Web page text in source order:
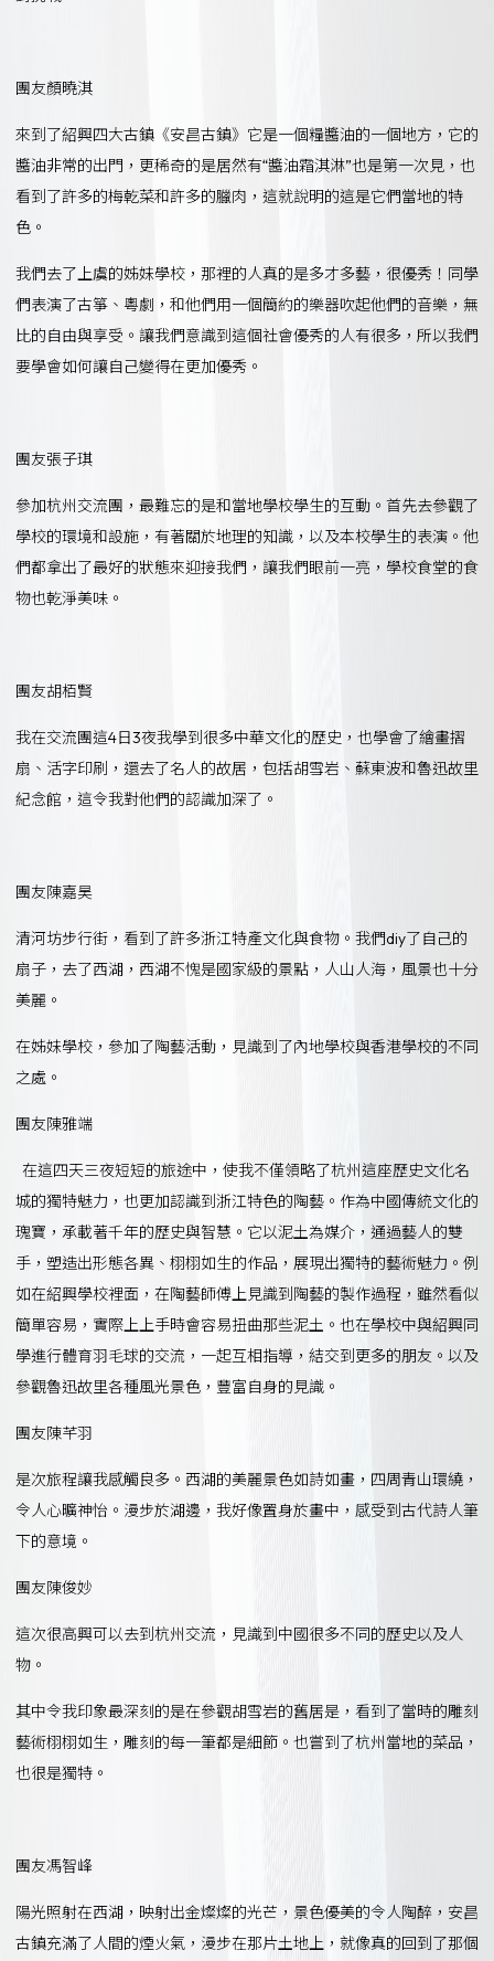
團友顏曉淇
來到了紹興四大古鎮《安昌古鎮》它是一個糧醬油的一個地方，它的
醬油非常的出門，更稀奇的是居然有“醬油霜淇淋”也是第一次見，也
看到了許多的梅乾菜和許多的臘肉，這就說明的這是它們當地的特
色。
我們去了上虞的姊妹學校，那裡的人真的是多才多藝，很優秀！同學
們表演了古箏、粵劇，和他們用一個簡約的樂器吹起他們的音樂，無
比的自由與享受。讓我們意識到這個社會優秀的人有很多，所以我們
要學會如何讓自己變得在更加優秀。
團友張子琪
參加杭州交流團，最難忘的是和當地學校學生的互動。首先去參觀了
學校的環境和設施，有著關於地理的知識，以及本校學生的表演。他
們都拿出了最好的狀態來迎接我們，讓我們眼前一亮，學校食堂的食
物也乾淨美味。
團友胡栢賢
我在交流團這4日3夜我學到很多中華文化的歷史，也學會了繪畫摺
扇、活字印刷，還去了名人的故居，包括胡雪岩、蘇東波和魯迅故里
紀念館，這令我對他們的認識加深了。
團友陳嘉昊
清河坊步行街，看到了許多浙江特產文化與食物。我們diy了自己的
扇子，去了西湖，西湖不愧是國家級的景點，人山人海，風景也十分
美麗。
在姊妹學校，參加了陶藝活動，見識到了內地學校與香港學校的不同
之處。
團友陳雅端
在這四天三夜短短的旅途中，使我不僅領略了杭州這座歷史文化名
城的獨特魅力，也更加認識到浙江特色的陶藝。作為中國傳統文化的
瑰寶，承載著千年的歷史與智慧。它以泥土為媒介，通過藝人的雙
手，塑造出形態各異、栩栩如生的作品，展現出獨特的藝術魅力。例
如在紹興學校裡面，在陶藝師傅上見識到陶藝的製作過程，雖然看似
簡單容易，實際上上手時會容易扭曲那些泥土。也在學校中與紹興同
學進行體育羽毛球的交流，一起互相指導，結交到更多的朋友。以及
參觀魯迅故里各種風光景色，豐富自身的見識。
團友陳芊羽
是次旅程讓我感觸良多。西湖的美麗景色如詩如畫，四周青山環繞，
令人心曠神怡。漫步於湖邊，我好像置身於畫中，感受到古代詩人筆
下的意境。
團友陳俊妙
這次很高興可以去到杭州交流，見識到中國很多不同的歷史以及人
物。
其中令我印象最深刻的是在參觀胡雪岩的舊居是，看到了當時的雕刻
藝術栩栩如生，雕刻的每一筆都是細節。也嘗到了杭州當地的菜品，
也很是獨特。
團友馮智峰
陽光照射在西湖，映射出金燦燦的光芒，景色優美的令人陶醉，安昌
古鎮充滿了人間的煙火氣，漫步在那片土地上，就像真的回到了那個